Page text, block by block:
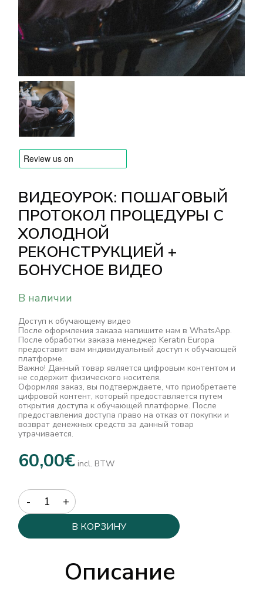
БРЕНДЫ
Оплата и доставка
Часто задаваемые вопросы
Контакты
Отзывы
ВИДЕОУРОК: ПОШАГОВЫЙ
ПРОТОКОЛ ПРОЦЕДУРЫ С
ХОЛОДНОЙ
РЕКОНСТРУКЦИЕЙ +
БОНУСНОЕ ВИДЕО
В наличии
Доступ к обучающему видео
После оформления заказа напишите нам в WhatsApp.
После обработки заказа менеджер Keratin Europa
предоставит вам индивидуальный доступ к обучающей
платформе.
Важно! Данный товар является цифровым контентом и
не содержит физического носителя.
Оформляя заказ, вы подтверждаете, что приобретаете
цифровой контент, который предоставляется путем
открытия доступа к обучающей платформе. После
предоставления доступа право на отказ от покупки и
возврат денежных средств за данный товар
утрачивается.
60,00€ incl. BTW
Quantity
В КОРЗИНУ
Описание